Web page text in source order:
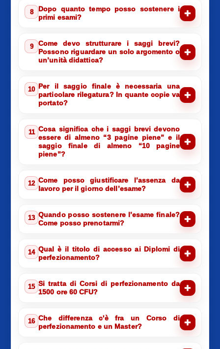
8
Dopo quanto tempo posso sostenere i
primi esami?
9
Come devo strutturare i saggi brevi?
Possono riguardare un solo argomento o
un’unità didattica?
10 Per il saggio finale è necessaria una
particolare rilegatura? In quante copie va
portato?
11 Cosa significa che i saggi brevi devono
essere di almeno “3 pagine piene” e il
saggio finale di almeno “10 pagine
piene”?
12 Come posso giustificare l’assenza da
lavoro per il giorno dell’esame?
13 Quando posso sostenere l’esame finale?
Come posso prenotarmi?
14 Qual è il titolo di accesso ai Diplomi di
perfezionamento?
15 Si tratta di Corsi di perfezionamento da
1500 ore 60 CFU?
16 Che differenza c'è fra un Corso di
perfezionamento e un Master?